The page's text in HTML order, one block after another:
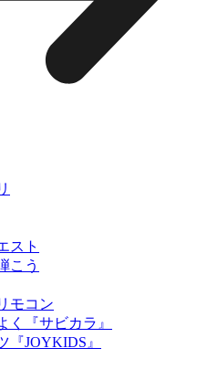
スト
こう
モコン
く『サビカラ』
『JOYKIDS』